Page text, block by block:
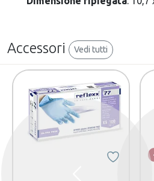
Accessori Vedi tutti